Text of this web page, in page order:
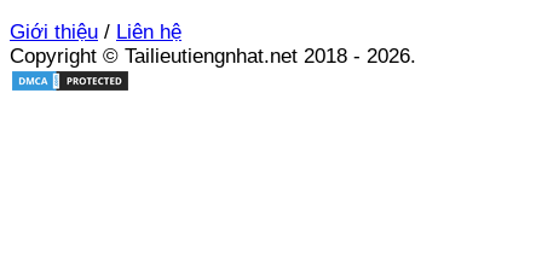
Giới thiệu / Liên hệ
Copyright © Tailieutiengnhat.net 2018 - 2026.